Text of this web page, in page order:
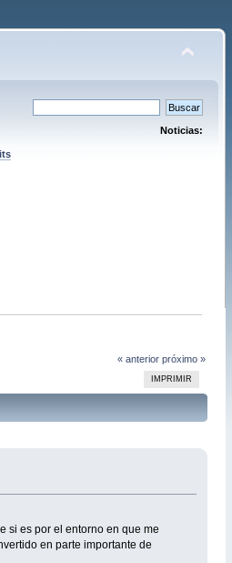
Noticias:
« anterior próximo »
IMPRIMIR
si es por el entorno en que me
en parte importante de